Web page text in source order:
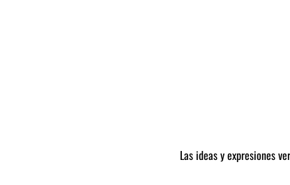
Las ideas y expresiones